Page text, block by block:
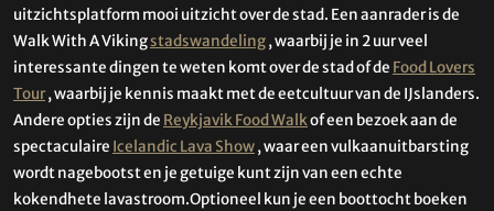
uitzichtsplatform mooi uitzicht over de stad. Een aanrader is de
Walk With A Vikingstadswandeling, waarbij je in 2 uur veel
interessante dingen te weten komt over de stad of de Food Lovers
Tour, waarbij je kennis maakt met de eetcultuur van de IJslanders.
Andere opties zijn de Reykjavik Food Walkof een bezoek aan de
spectaculaire Icelandic Lava Show, waar een vulkaanuitbarsting
wordt nagebootst en je getuige kunt zijn van een echte
kokendhete lavastroom.Optioneel kun je een boottocht boeken